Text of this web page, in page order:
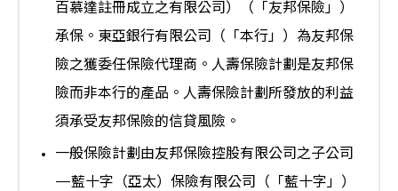
百慕達註冊成立之有限公司）（「友邦保險」）
承保。東亞銀行有限公司（「本行」）為友邦保
險之獲委任保險代理商。人壽保險計劃是友邦保
險而非本行的產品。人壽保險計劃所發放的利益
須承受友邦保險的信貸風險。
一般保險計劃由友邦保險控股有限公司之子公司
—藍十字（亞太）保險有限公司（「藍十字」）